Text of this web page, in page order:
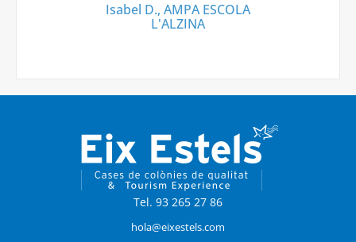
Isabel D., AMPA ESCOLA
L'ALZINA
Tel. 93 265 27 86
hola@eixestels.com